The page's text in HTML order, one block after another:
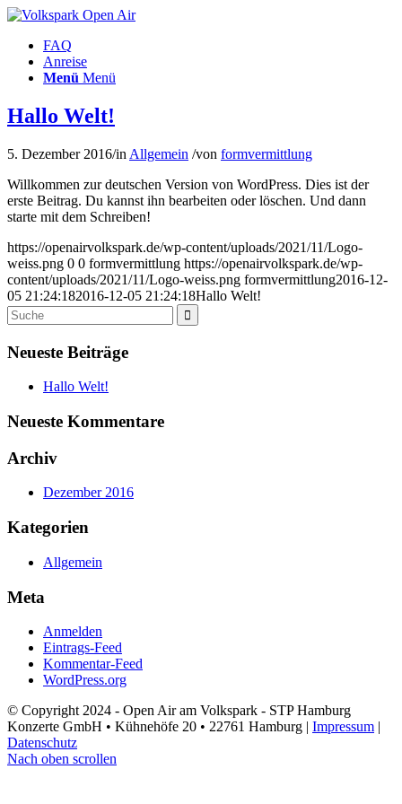
FAQ
Anreise
Menü Menü
Hallo Welt!
5. Dezember 2016/in Allgemein /von formvermittlung
Willkommen zur deutschen Version von WordPress. Dies ist der
erste Beitrag. Du kannst ihn bearbeiten oder löschen. Und dann
starte mit dem Schreiben!
https://openairvolkspark.de/wp-content/uploads/2021/11/Logo-
weiss.png 0 0 formvermittlung https://openairvolkspark.de/wp-
content/uploads/2021/11/Logo-weiss.png formvermittlung2016-12-
05 21:24:182016-12-05 21:24:18Hallo Welt!
Neueste Beiträge
Hallo Welt!
Neueste Kommentare
Archiv
Dezember 2016
Kategorien
Allgemein
Meta
Anmelden
Eintrags-Feed
Kommentar-Feed
WordPress.org
© Copyright 2024 - Open Air am Volkspark - STP Hamburg
Konzerte GmbH • Kühnehöfe 20 • 22761 Hamburg | Impressum |
Datenschutz
Nach oben scrollen